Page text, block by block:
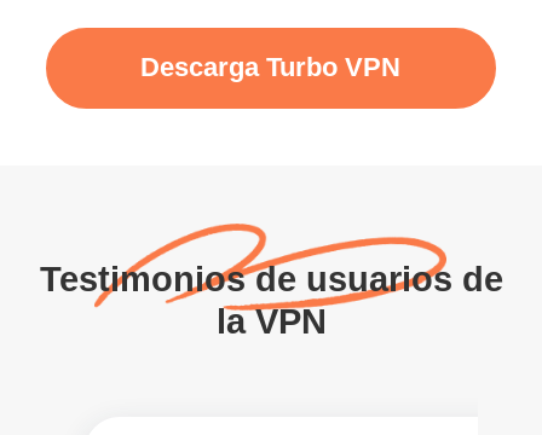
Descarga Turbo VPN
Testimonios de usuarios de
la VPN